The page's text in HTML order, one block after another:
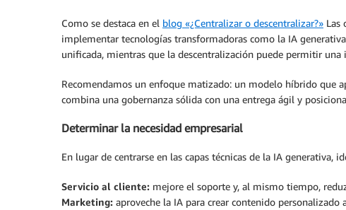
Como se destaca en el blog «¿Centralizar o descentralizar?» Las
implementar tecnologías transformadoras como la IA
unificada, mientras que la descentralización puede permitir una
Recomendamos un enfoque matizado: un modelo híbrido que
combina una gobernanza sólida con una entrega ágil y
Determinar la necesidad empresarial
En lugar de centrarse en las capas técnicas de la IA
Servicio al cliente: mejore el soporte y, al mismo tiempo,
Marketing: aproveche la IA para crear contenido personalizado